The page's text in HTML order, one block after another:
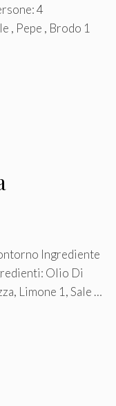
4
, Pepe , Brodo 1
Ingrediente
Olio Di
Limone 1, Sale …